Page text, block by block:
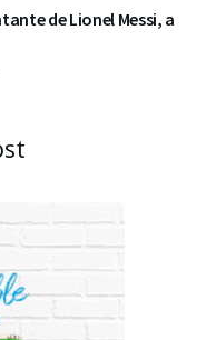
de Lionel Messi, a